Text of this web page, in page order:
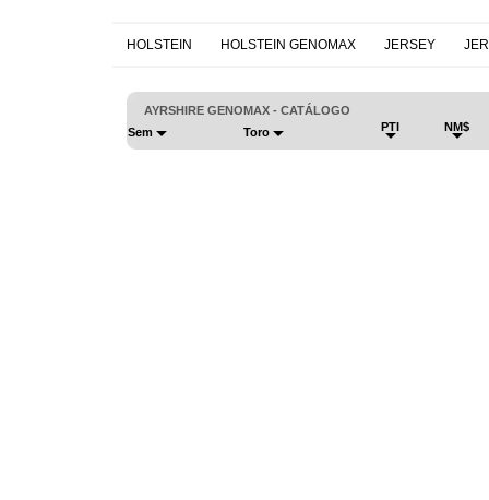
HOLSTEIN HOLSTEIN GENOMAX JERSEY
AYRSHIRE GENOMAX - CATÁLOGO
Sem
Toro PTI NM$